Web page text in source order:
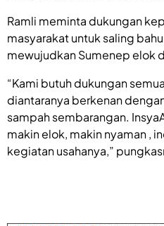
Ramli meminta dukungan
masyarakat untuk saling
mewujudkan Sumenep elok
“Kami butuh dukungan
diantaranya berkenan
sampah sembarangan.
makin elok, makin nyaman ,
kegiatan usahanya,”